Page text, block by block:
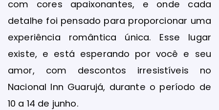
com cores apaixonantes, e onde cada
detalhe foi pensado para proporcionar uma
experiência romântica única. Esse lugar
existe, e está esperando por você e seu
amor, com descontos irresistíveis no
Nacional Inn Guarujá, durante o período de
10 a 14 de junho.